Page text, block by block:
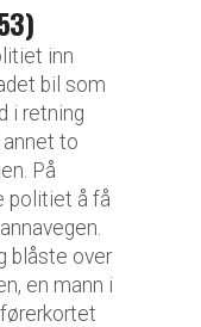
inn
bil som
i retning
annet to
På
politiet å få
blåste over
en mann i